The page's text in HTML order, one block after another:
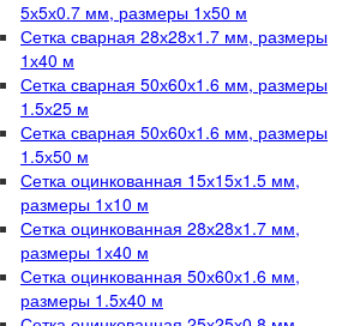
5х5х0.7 мм, размеры 1х50 м
Сетка сварная 28х28х1.7 мм, размеры
1х40 м
Сетка сварная 50х60х1.6 мм, размеры
1.5х25 м
Сетка сварная 50х60х1.6 мм, размеры
1.5х50 м
Сетка оцинкованная 15х15х1.5 мм,
размеры 1х10 м
Сетка оцинкованная 28х28х1.7 мм,
размеры 1х40 м
Сетка оцинкованная 50х60х1.6 мм,
размеры 1.5х40 м